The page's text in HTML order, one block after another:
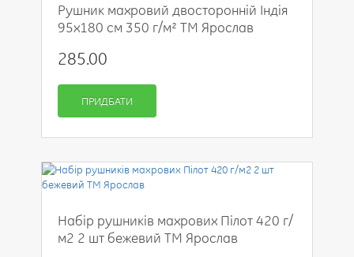
Рушник махровий двосторонній Індія
95x180 см 350 г/м² ТМ Ярослав
285.00
ПРИДБАТИ
Набір рушників махрових Пілот 420 г/
м2 2 шт бежевий ТМ Ярослав